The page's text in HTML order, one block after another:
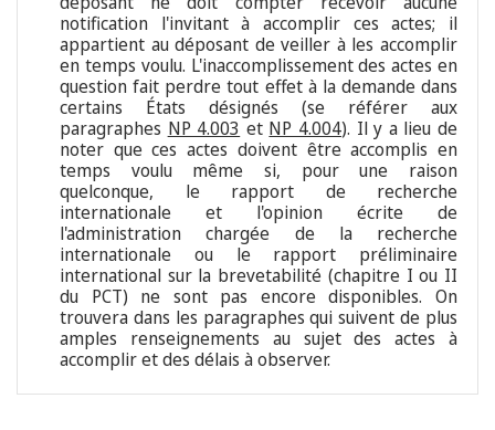
notification l'invitant à accomplir ces actes; il
appartient au déposant de veiller à les accomplir
en temps voulu. L'inaccomplissement des actes en
question fait perdre tout effet à la demande dans
certains États désignés (se référer aux
paragraphes NP 4.003 et NP 4.004). Il y a lieu de
noter que ces actes doivent être accomplis en
temps voulu même si, pour une raison
quelconque, le rapport de recherche
internationale et l'opinion écrite de
l'administration chargée de la recherche
internationale ou le rapport préliminaire
international sur la brevetabilité (chapitre I ou II
du PCT) ne sont pas encore disponibles. On
trouvera dans les paragraphes qui suivent de plus
amples renseignements au sujet des actes à
accomplir et des délais à observer.